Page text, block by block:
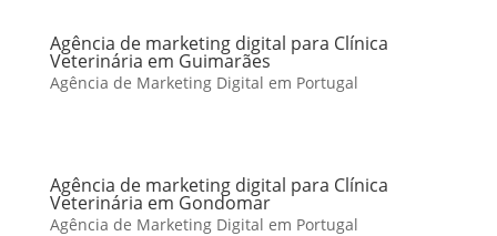
Agência de marketing digital para Clínica
Veterinária em Guimarães
Agência de Marketing Digital em Portugal
Agência de marketing digital para Clínica
Veterinária em Gondomar
Agência de Marketing Digital em Portugal